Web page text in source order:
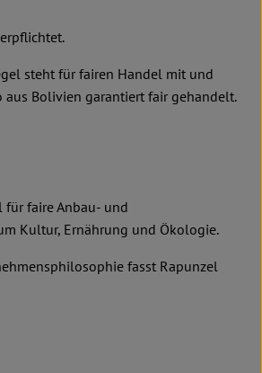
steht für fairen Handel mit und
aus Bolivien garantiert fair gehandelt.
faire Anbau- und
Kultur, Ernährung und Ökologie.
fasst Rapunzel